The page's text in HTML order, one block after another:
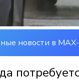
новости в